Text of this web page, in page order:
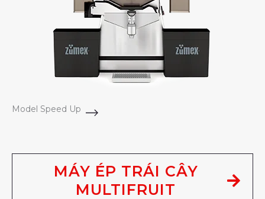
Model Speed Up
MÁY ÉP TRÁI CÂY
MULTIFRUIT